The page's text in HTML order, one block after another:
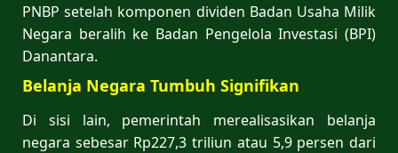
PNBP setelah komponen dividen Badan Usaha Milik
Negara beralih ke Badan Pengelola Investasi (BPI)
Danantara.
Belanja Negara Tumbuh Signifikan
Di sisi lain, pemerintah merealisasikan belanja
negara sebesar Rp227,3 triliun atau 5,9 persen dari